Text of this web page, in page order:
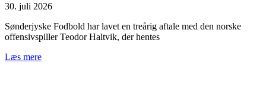
30. juli 2026
Sønderjyske Fodbold har lavet en treårig aftale med den norske
offensivspiller Teodor Haltvik, der hentes
Læs mere